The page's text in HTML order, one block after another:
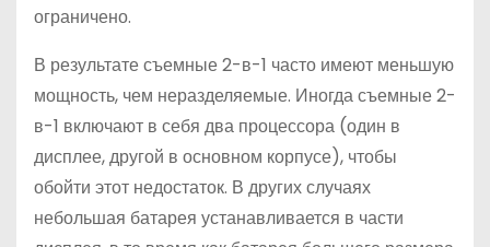
ограничено.
В результате съемные 2-в-1 часто имеют меньшую
мощность, чем неразделяемые. Иногда съемные 2-
в-1 включают в себя два процессора (один в
дисплее, другой в основном корпусе), чтобы
обойти этот недостаток. В других случаях
небольшая батарея устанавливается в части